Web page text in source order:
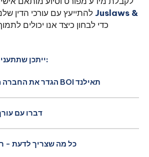
Juslaws &
ייתכן שתתעניין במשאבים הבאים:
הגדר את החברה התאילנדית שלך עם BOI תאילנד
דברו עם
כל מה שצריך לדעת -